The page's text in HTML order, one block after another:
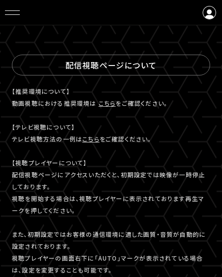
会員登録
配信視聴ページについて
【推奨環境について】
動画視聴における推奨環境はこちらをご確認ください。
【テレビ視聴について】
テレビ視聴⽅法の⼀例はこちらをご確認ください。
【視聴プレイヤーについて】
配信視聴ページにアクセスいただくと、初期設定では映像が一時停止
しております。
視聴を開始する場合は、視聴プレイヤーに表示されております再生マ
ークを押してください。
また、初期設定ではお客様の通信環境に適した画質・音質が自動的に
設定されております。
視聴プレイヤーの画面右下に「AUTO」マークが表示されている場合
は、設定を変更することも可能です。